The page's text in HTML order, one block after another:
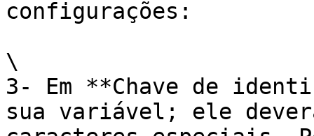
configurações:
\
3- Em **Chave de
sua variável; ele